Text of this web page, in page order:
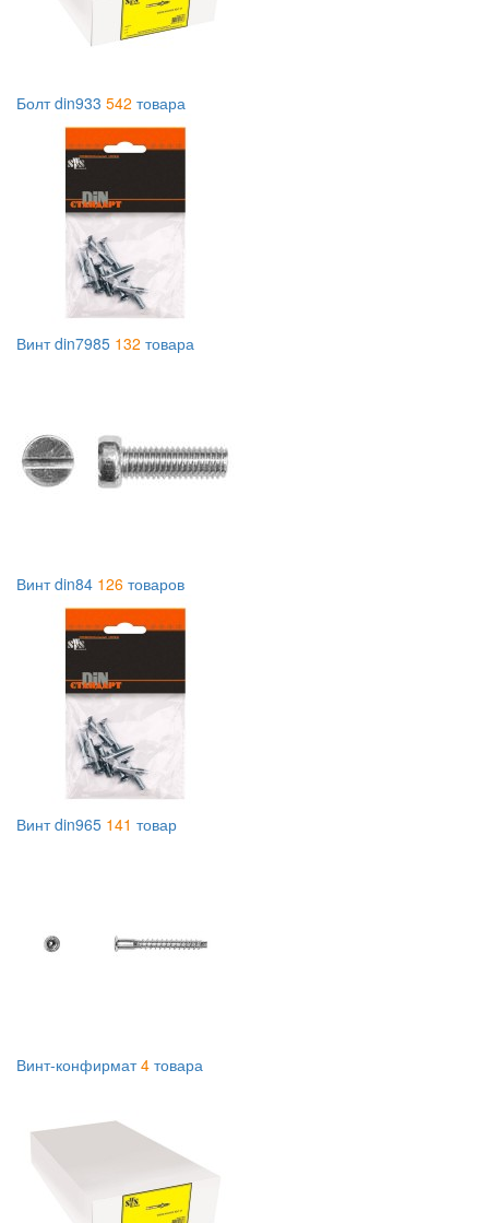
Болт din933 542 товара
Винт din7985 132 товара
Винт din84 126 товаров
Винт din965 141 товар
Винт-конфирмат 4 товара